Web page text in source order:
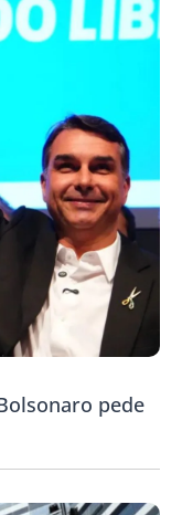
pede